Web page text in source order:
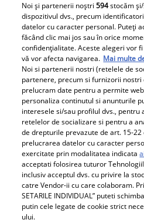
Silueta ta:
ketogenică!
Este una dintre cele
slăbire. Mecanismul
ajuţi organismul să
ca...
Noi și partenerii noștri594stocăm
dispozitivul dvs., precum
datelor cu caracter personal. Puteți
făcând clic mai jos sau în orice
confidențialitate. Aceste alegeri vor
vă vor afecta navigarea. Mai multe
Noi si partenerii nostri (retelele de
partenere, precum si furnizorii nostri
prelucram date pentru a permite
personaliza continutul si anunturile
interesele si/sau profilul dvs.,
retelelor de socializare si pentru a
de drepturile prevazute de art. 15-22
prelucrarea datelor cu caracter
exercitate prin modalitatea indicata
acceptati folosirea tuturor
inclusiv acceptul dvs. cu privire la
catre Vendor-ii cu care colaboram.
SETARILE INDIVIDUAL” puteti
putin cele legate de cookie strict
ului.